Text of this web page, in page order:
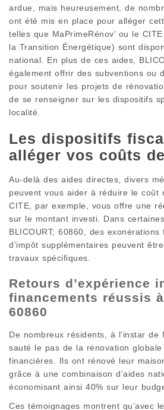
ardue, mais heureusement, de
ont été mis en place pour alléger
telles que MaPrimeRénov’ ou le
la Transition Énergétique) sont
national. En plus de ces aides,
également offrir des subventions ou
pour soutenir les projets de
de se renseigner sur les dispositifs
localité.
Les dispositifs
alléger vos coûts
Au-delà des aides directes, divers
peuvent vous aider à réduire le coût
CITE, par exemple, vous offre une
sur le montant investi. Dans
BLICOURT; 60860, des
d’impôt supplémentaires peuvent
travaux spécifiques.
Retours d’expérience
financements réussis à
60860
De nombreux résidents, à l’instar
sauté le pas de la rénovation
financières. Ils ont rénové leur
grâce à une combinaison d’aides
économisant ainsi 40% sur leur
Ces témoignages montrent qu’avec